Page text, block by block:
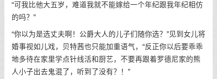
“可我比他大五岁，难道我就不能嫁给一个年纪跟我年纪相仿
的吗？”
“你以为是选丈夫啊！公爵大人的儿子们随你选？”见到女儿将
婚事视如儿戏，贝特茜也只能加重语气，“反正你以后要乖乖
地多待在家里学点针线活和厨艺，不要再跟着罗德尼家的熊
人小子出去鬼混了，听到了没有？！”